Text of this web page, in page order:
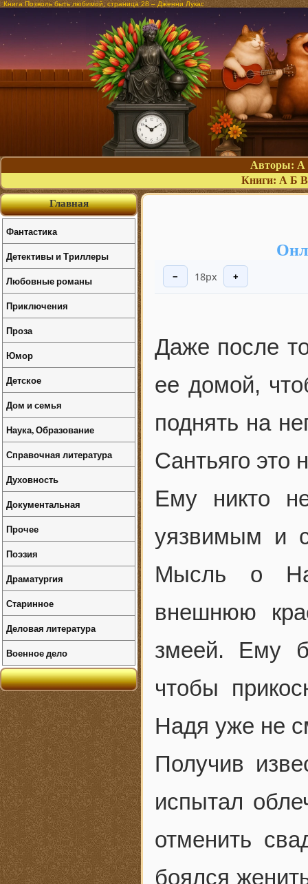
Книга Позволь быть любимой, страница 28 – Дженни Лукас
Авторы: А
Книги: А Б В
− 18px +
Даже после
ее домой,
поднять на
Сантьяго это
Ему никто
уязвимым и
Мысль о
внешнюю
змеей. Ему
чтобы
Надя уже не
Получив
испытал
отменить
боялся
Главная
Фантастика
Детективы и Триллеры
Любовные романы
Приключения
Проза
Юмор
Детское
Дом и семья
Наука, Образование
Справочная литература
Духовность
Документальная
Прочее
Поэзия
Драматургия
Старинное
Деловая литература
Военное дело